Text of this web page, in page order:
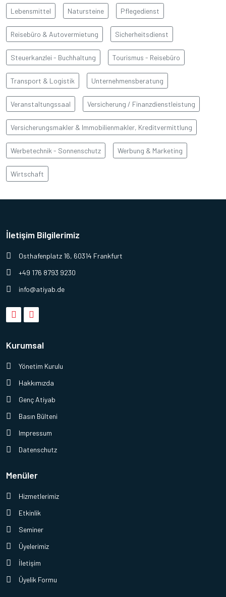
Lebensmittel Natursteine Pflegedienst
Reisebüro & Autovermietung Sicherheitsdienst
Steuerkanzlei - Buchhaltung Tourismus - Reisebüro
Transport & Logistik Unternehmensberatung
Veranstaltungssaal Versicherung / Finanzdienstleistung
Versicherungsmakler & Immobilienmakler, Kreditvermittlung
Werbetechnik - Sonnenschutz Werbung & Marketing
Wirtschaft
İletişim Bilgilerimiz
Osthafenplatz 16, 60314 Frankfurt
+49 176 8793 9230
info@atiyab.de
Kurumsal
Yönetim Kurulu
Hakkımızda
Genç Atiyab
Basın Bülteni
Impressum
Datenschutz
Menüler
Hizmetlerimiz
Etkinlik
Seminer
Üyelerimiz
İletişim
Üyelik Formu